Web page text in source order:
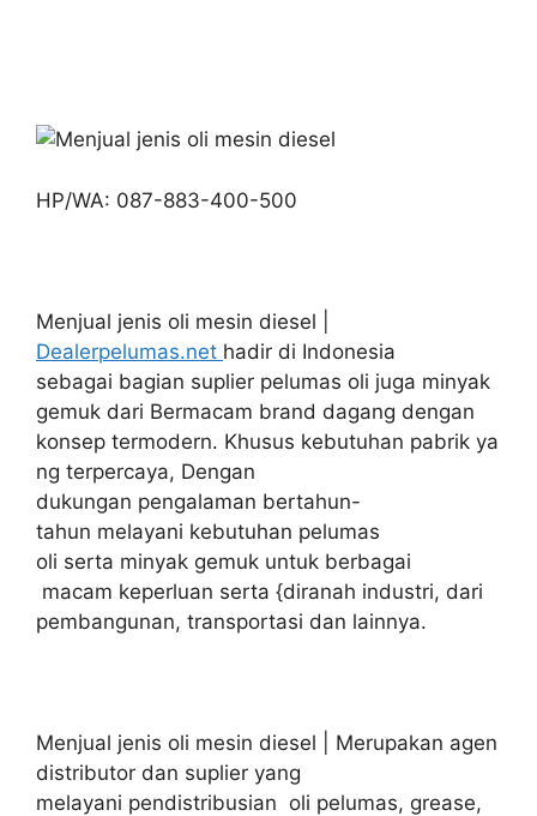
HP/WA: 087-883-400-500
Menjual jenis oli mesin diesel |
Dealerpelumas.net hadir di Indonesia
sebagai bagian suplier pelumas oli juga minyak
gemuk dari Bermacam brand dagang dengan
konsep termodern. Khusus kebutuhan pabrik ya
ng terpercaya, Dengan
dukungan pengalaman bertahun-
tahun melayani kebutuhan pelumas
oli serta minyak gemuk untuk berbagai
macam keperluan serta {diranah industri, dari
pembangunan, transportasi dan lainnya.
Menjual jenis oli mesin diesel | Merupakan agen
distributor dan suplier yang
melayani pendistribusian oli pelumas, grease,